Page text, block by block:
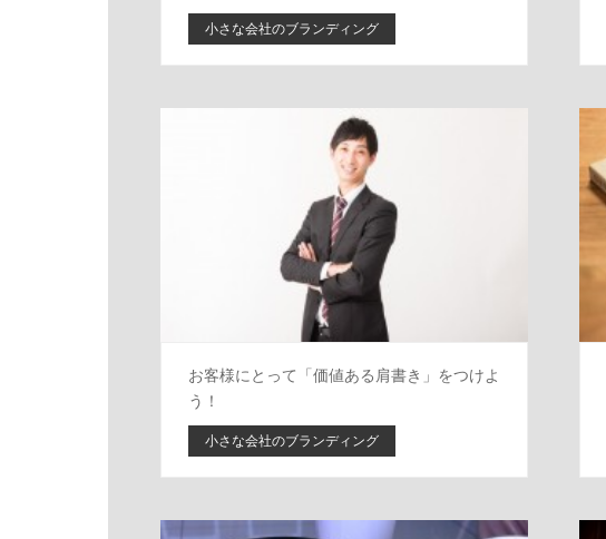
小さな会社のブランディング
お客様にとって「価値ある肩書き」をつけよ
う！
小さな会社のブランディング